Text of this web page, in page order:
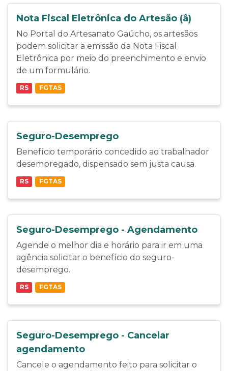
Nota Fiscal Eletrônica do Artesão (â)
No Portal do Artesanato Gaúcho, os artesãos
podem solicitar a emissão da Nota Fiscal
Eletrônica por meio do preenchimento e envio
de um formulário.
RS FGTAS
Seguro-Desemprego
Benefício temporário concedido ao trabalhador
desempregado, dispensado sem justa causa.
RS FGTAS
Seguro-Desemprego - Agendamento
Agende o melhor dia e horário para ir em uma
agência solicitar o benefício do seguro-
desemprego.
RS FGTAS
Seguro-Desemprego - Cancelar
agendamento
Cancele o agendamento feito para solicitar o